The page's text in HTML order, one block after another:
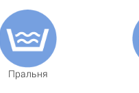
Пральня